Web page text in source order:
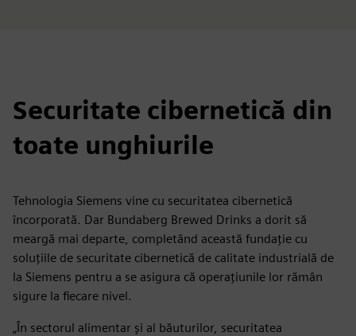
Securitate cibernetică din
toate unghiurile
Tehnologia Siemens vine cu securitatea cibernetică
încorporată. Dar Bundaberg Brewed Drinks a dorit să
meargă mai departe, completând această fundație cu
soluțiile de securitate cibernetică de calitate industrială de
la Siemens pentru a se asigura că operațiunile lor rămân
sigure la fiecare nivel.
„În sectorul alimentar și al băuturilor, securitatea